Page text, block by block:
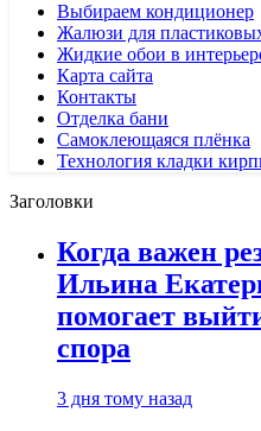
Выбираем кондиционер
Жалюзи для
Жидкие обои в
Карта сайта
Контакты
Отделка бани
Самоклеющаяся плёнка
Технология кладки
Заголовки
Когда важен
Ильина
помогает
спора
3 дня тому назад